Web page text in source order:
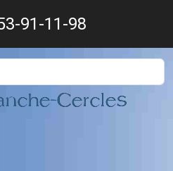
91-11-98
Cercles